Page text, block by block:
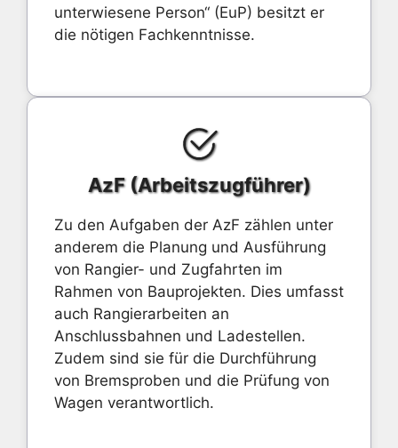
unterwiesene Person“ (EuP) besitzt er
die nötigen Fachkenntnisse.
AzF (Arbeitszugführer)
Zu den Aufgaben der AzF zählen unter
anderem die Planung und Ausführung
von Rangier- und Zugfahrten im
Rahmen von Bauprojekten. Dies umfasst
auch Rangierarbeiten an
Anschlussbahnen und Ladestellen.
Zudem sind sie für die Durchführung
von Bremsproben und die Prüfung von
Wagen verantwortlich.